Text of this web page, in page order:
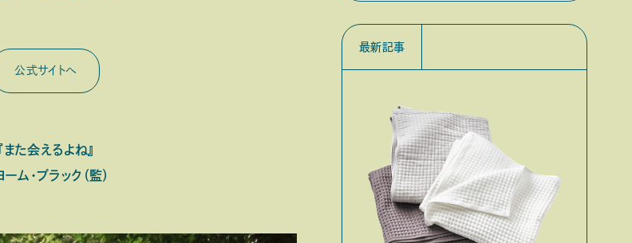
公式サイトへ
また会えるよね』
ム・ブラック（監）
最新記事